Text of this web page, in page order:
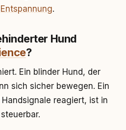
Entspannung.
Hund
?
Ein blinder Hund, der
sich sicher bewegen. Ein
reagiert, ist in